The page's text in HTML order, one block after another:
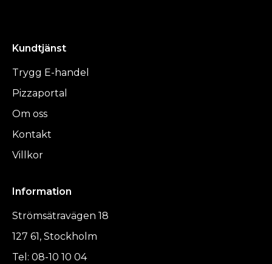
Kundtjänst
Trygg E-handel
Pizzaportal
Om oss
Kontakt
Villkor
Information
Strömsätravägen 18
127 61, Stockholm
Tel: 08-10 10 04